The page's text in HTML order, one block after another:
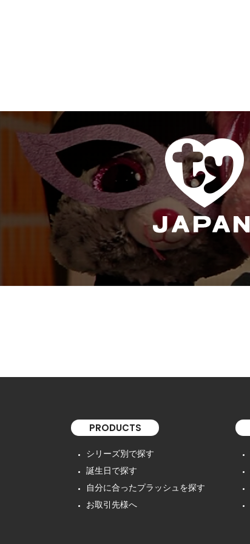
PRODUCTS
シリーズ別で探す
誕生日で探す
自分に合ったプラッシュを探す
お取引先様へ